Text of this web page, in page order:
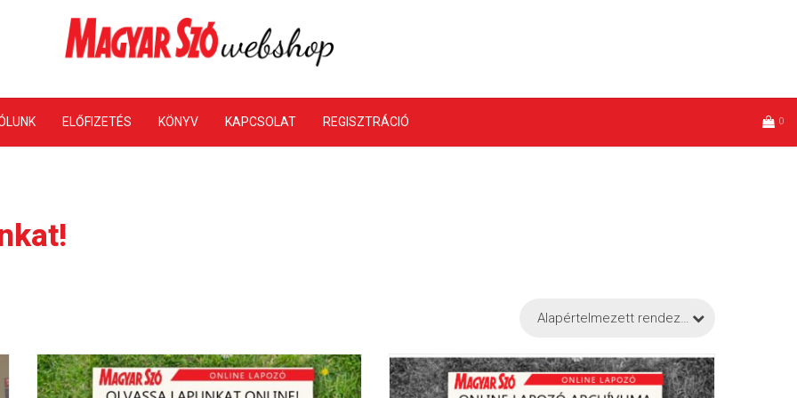
0
ELŐFIZETÉS KÖNYV KAPCSOLAT REGISZTRÁCIÓ
Alapértelmezett rendezés